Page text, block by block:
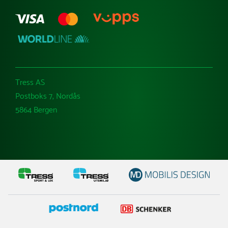
Tress AS
Postboks 7, Nordås
5864 Bergen